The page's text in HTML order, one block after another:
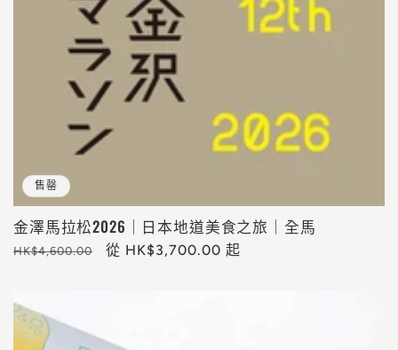
售罄
金澤馬拉松2026｜日本地道美食之旅｜全馬
定
HK$4,600.00
售
從 HK$3,700.00 起